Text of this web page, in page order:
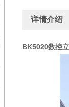
详情介绍
BK5020数控